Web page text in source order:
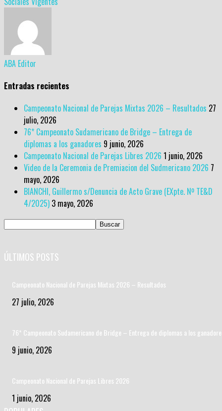
ABA Editor
Entradas recientes
Campeonato Nacional de Parejas Mixtas 2026 – Resultados 27
julio, 2026
76* Campeonato Sudamericano de Bridge – Entrega de
diplomas a los ganadores 9 junio, 2026
Campeonato Nacional de Parejas Libres 2026 1 junio, 2026
Video de la Ceremonia de Premiacion del Sudmericano 2026 7
mayo, 2026
BIANCHI, Guillermo s/Denuncia de Acto Grave (EXpte. Nº TE&D
4/2025) 3 mayo, 2026
ÚLTIMOS POSTS
Campeonato Nacional de Parejas Mixtas 2026 – Resultados
27 julio, 2026
76* Campeonato Sudamericano de Bridge – Entrega de diplomas a los
9 junio, 2026
Campeonato Nacional de Parejas Libres 2026
1 junio, 2026